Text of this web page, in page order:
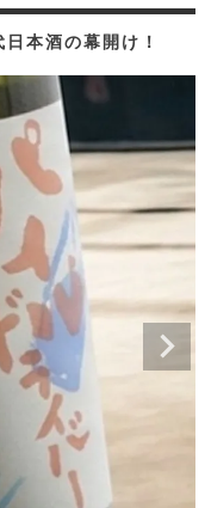
本酒の幕開け！